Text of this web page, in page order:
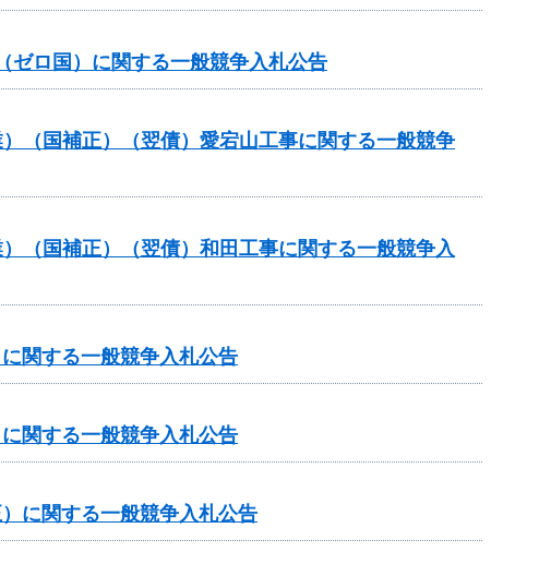
ゼロ国）に関する一般競争入札公告
（国補正）（翌債）愛宕山工事に関する一般競争
（国補正）（翌債）和田工事に関する一般競争入
関する一般競争入札公告
関する一般競争入札公告
に関する一般競争入札公告